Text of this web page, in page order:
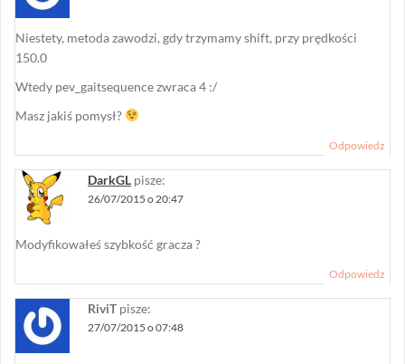
Niestety, metoda zawodzi, gdy trzymamy shift, przy prędkości
150.0
Wtedy pev_gaitsequence zwraca 4 :/
Masz jakiś pomysł?
Odpowiedz
DarkGL pisze:
26/07/2015 o 20:47
Modyfikowałeś szybkość gracza ?
Odpowiedz
RiviT pisze:
27/07/2015 o 07:48